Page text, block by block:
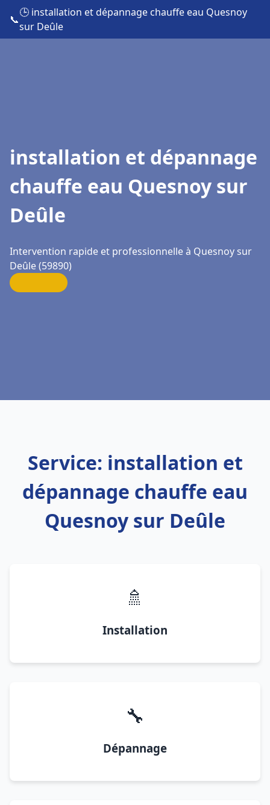
📞
🕒 installation et dépannage chauffe eau Quesnoy
sur Deûle
installation et dépannage
chauffe eau Quesnoy sur
Deûle
Intervention rapide et professionnelle à Quesnoy sur
Deûle (59890)
Service: installation et
dépannage chauffe eau
Quesnoy sur Deûle
🚿
Installation
🔧
Dépannage